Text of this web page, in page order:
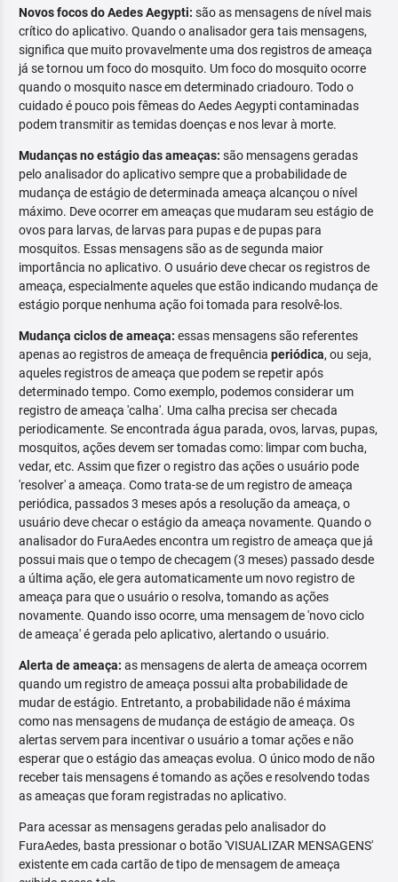
Novos focos do Aedes Aegypti: são as mensagens de nível mais
crítico do aplicativo. Quando o analisador gera tais mensagens,
significa que muito provavelmente uma dos registros de ameaça
já se tornou um foco do mosquito. Um foco do mosquito ocorre
quando o mosquito nasce em determinado criadouro. Todo o
cuidado é pouco pois fêmeas do Aedes Aegypti contaminadas
podem transmitir as temidas doenças e nos levar à morte.
Mudanças no estágio das ameaças: são mensagens geradas
pelo analisador do aplicativo sempre que a probabilidade de
mudança de estágio de determinada ameaça alcançou o nível
máximo. Deve ocorrer em ameaças que mudaram seu estágio de
ovos para larvas, de larvas para pupas e de pupas para
mosquitos. Essas mensagens são as de segunda maior
importância no aplicativo. O usuário deve checar os registros de
ameaça, especialmente aqueles que estão indicando mudança de
estágio porque nenhuma ação foi tomada para resolvê-los.
Mudança ciclos de ameaça: essas mensagens são referentes
apenas ao registros de ameaça de frequência periódica, ou seja,
aqueles registros de ameaça que podem se repetir após
determinado tempo. Como exemplo, podemos considerar um
registro de ameaça 'calha'. Uma calha precisa ser checada
periodicamente. Se encontrada água parada, ovos, larvas, pupas,
mosquitos, ações devem ser tomadas como: limpar com bucha,
vedar, etc. Assim que fizer o registro das ações o usuário pode
'resolver' a ameaça. Como trata-se de um registro de ameaça
periódica, passados 3 meses após a resolução da ameaça, o
usuário deve checar o estágio da ameaça novamente. Quando o
analisador do FuraAedes encontra um registro de ameaça que já
possui mais que o tempo de checagem (3 meses) passado desde
a última ação, ele gera automaticamente um novo registro de
ameaça para que o usuário o resolva, tomando as ações
novamente. Quando isso ocorre, uma mensagem de 'novo ciclo
de ameaça' é gerada pelo aplicativo, alertando o usuário.
Alerta de ameaça: as mensagens de alerta de ameaça ocorrem
quando um registro de ameaça possui alta probabilidade de
mudar de estágio. Entretanto, a probabilidade não é máxima
como nas mensagens de mudança de estágio de ameaça. Os
alertas servem para incentivar o usuário a tomar ações e não
esperar que o estágio das ameaças evolua. O único modo de não
receber tais mensagens é tomando as ações e resolvendo todas
as ameaças que foram registradas no aplicativo.
Para acessar as mensagens geradas pelo analisador do
FuraAedes, basta pressionar o botão 'VISUALIZAR MENSAGENS'
existente em cada cartão de tipo de mensagem de ameaça